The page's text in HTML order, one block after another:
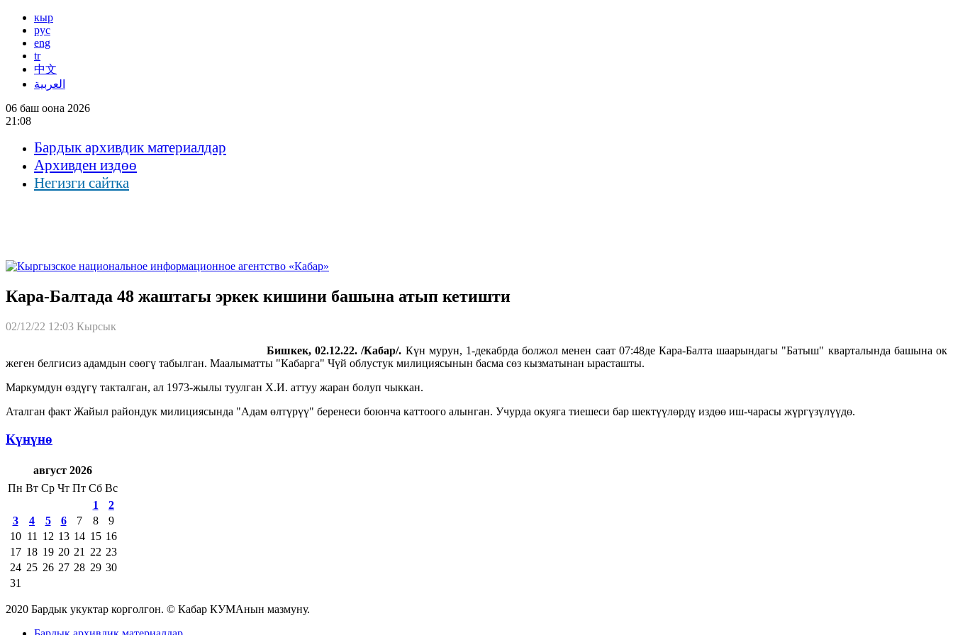
кыр
рус
eng
tr
中文
العربية
06 баш оона 2026
21:08
Бардык архивдик материалдар
Архивден издөө
Негизги сайтка
Кара-Балтада 48 жаштагы эркек кишини башына атып кетишти
02/12/22 12:03 Кырсык
Бишкек, 02.12.22. /Кабар/. Күн мурун, 1-декабрда болжол менен саат 07:48де Кара-Балта шаарындагы "Батыш" кварталында башына ок
жеген белгисиз адамдын сөөгү табылган. Маалыматты "Кабарга" Чүй облустук милициясынын басма сөз кызматынан ырасташты.
Маркумдун өздүгү такталган, ал 1973-жылы туулган Х.И. аттуу жаран болуп чыккан.
Аталган факт Жайыл райондук милициясында "Адам өлтүрүү" беренеси боюнча каттоого алынган. Учурда окуяга тиешеси бар шектүүлөрдү издөө иш-чарасы жүргүзүлүүдө.
Күнүнө
август 2026
Пн Вт Ср Чт Пт Сб Вс
1
2
3
4 5 6 7 8
9
10 11 12 13 14 15 16
17 18 19 20 21 22 23
24 25 26 27 28 29 30
31
2020 Бардык укуктар корголгон. © Кабар КУМАнын мазмуну.